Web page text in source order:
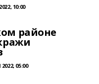
10:00
районе
05:00